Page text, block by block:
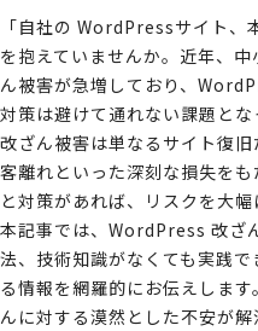
「自社の WordPressサイト
を抱えていませんか。近年、
ん被害が急増しており、
対策は避けて通れない課題とな
改ざん被害は単なるサイト復
客離れといった深刻な損失を
と対策があれば、リスクを大幅
本記事では、WordPress 改ざ
法、技術知識がなくても実践
る情報を網羅的にお伝えしま
んに対する漠然とした不安が